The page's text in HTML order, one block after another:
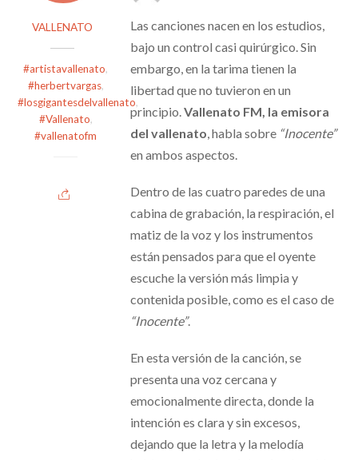
VALLENATO
#artistavallenato,
#herbertvargas,
#losgigantesdelvallenato,
#Vallenato,
#vallenatofm
Las canciones nacen en los estudios,
bajo un control casi quirúrgico. Sin
embargo, en la tarima tienen la
libertad que no tuvieron en un
principio. Vallenato FM, la emisora
del vallenato , habla sobre“Inocente”
en ambos aspectos.
Dentro de las cuatro paredes de una
cabina de grabación, la respiración, el
matiz de la voz y los instrumentos
están pensados para que el oyente
escuche la versión más limpia y
contenida posible, como es el caso de
“Inocente”.
En esta versión de la canción, se
presenta una voz cercana y
emocionalmente directa, donde la
intención es clara y sin excesos,
dejando que la letra y la melodía